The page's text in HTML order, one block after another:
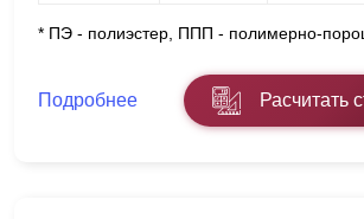
* ПЭ - полиэстер, ППП - полимерно-
Подробнее Расчитать